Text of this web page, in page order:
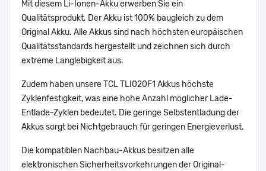
Mit diesem Li-Ionen-Akku erwerben Sie ein
Qualitätsprodukt. Der Akku ist 100% baugleich zu dem
Original Akku. Alle Akkus sind nach höchsten europäischen
Qualitätsstandards hergestellt und zeichnen sich durch
extreme Langlebigkeit aus.
Zudem haben unsere TCL TLI020F1 Akkus höchste
Zyklenfestigkeit, was eine hohe Anzahl möglicher Lade-
Entlade-Zyklen bedeutet. Die geringe Selbstentladung der
Akkus sorgt bei Nichtgebrauch für geringen Energieverlust.
Die kompatiblen Nachbau-Akkus besitzen alle
elektronischen Sicherheitsvorkehrungen der Original-